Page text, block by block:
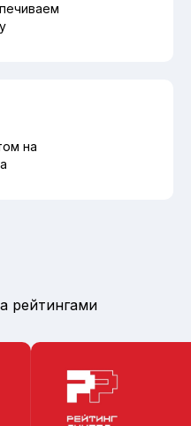
на
рейтингами